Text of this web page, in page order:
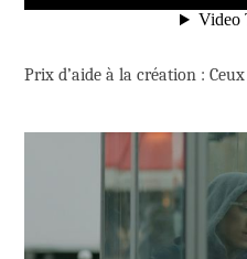
Prix d’aide à la création :